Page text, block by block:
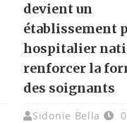
devient un
établissement
hospitalier
renforcer la
des soignants
Sidonie Bella